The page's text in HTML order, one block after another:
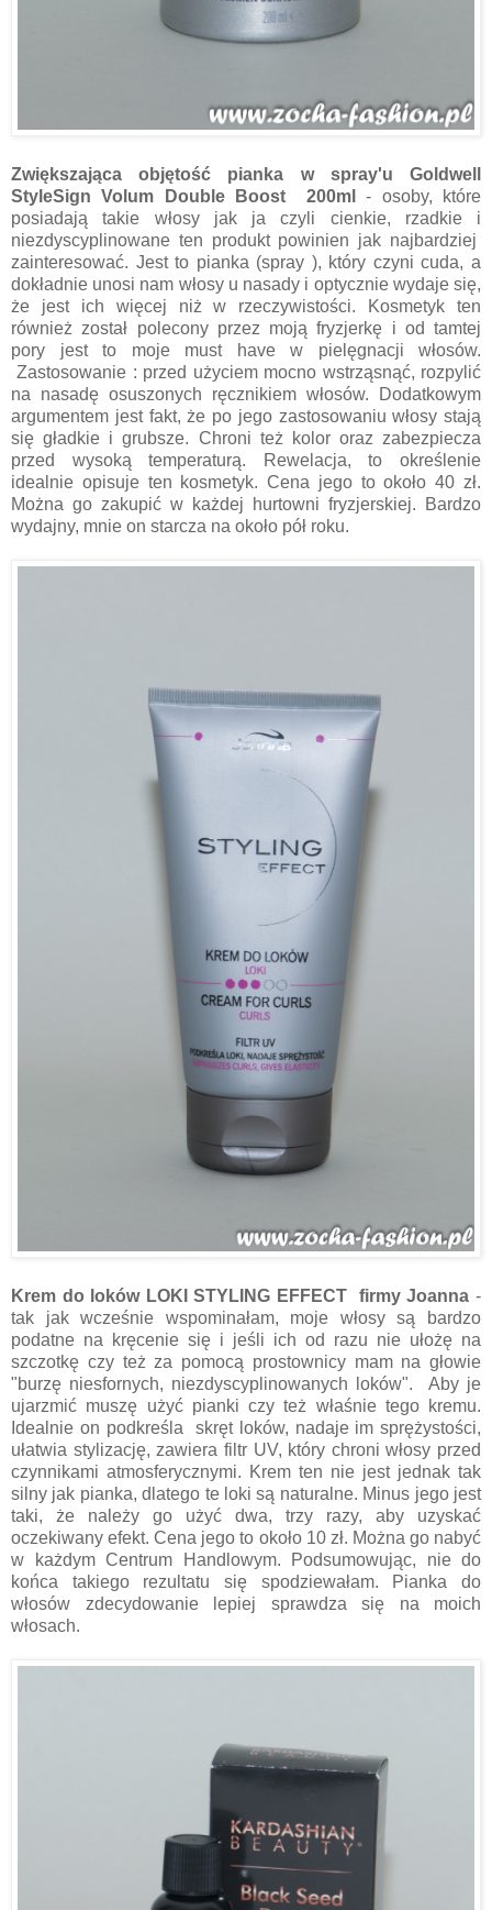
Zwiększająca objętość pianka w spray'u Goldwell
StyleSign Volum Double Boost 200ml
- osoby, które
posiadają takie włosy jak ja czyli cienkie, rzadkie i
niezdyscyplinowane ten produkt powinien jak najbardziej
zainteresować. Jest to pianka (spray ), który czyni cuda, a
dokładnie unosi nam włosy u nasady i optycznie wydaje się,
że jest ich więcej niż w rzeczywistości. Kosmetyk ten
również został polecony przez moją fryzjerkę i od tamtej
pory jest to moje must have w pielęgnacji włosów.
Zastosowanie : przed użyciem mocno wstrząsnąć, rozpylić
na nasadę osuszonych ręcznikiem włosów. Dodatkowym
argumentem jest fakt, że po jego zastosowaniu włosy stają
się gładkie i grubsze. Chroni też kolor oraz zabezpiecza
przed wysoką temperaturą. Rewelacja, to określenie
idealnie opisujeten kosmetyk.Cena jego to około 40 zł.
Można go zakupić w każdej hurtowni fryzjerskiej. Bardzo
wydajny, mnie on starcza na około pół roku.
Krem do loków LOKI STYLING EFFECT firmy Joanna -
tak jak wcześnie wspominałam, moje włosy są bardzo
podatne na kręcenie się i jeśli ich od razu nie ułożę na
szczotkę czy też za pomocą prostownicy mam na głowie
"burzę niesfornych, niezdyscyplinowanych loków". Aby je
ujarzmić muszę użyć pianki czy też właśnie tego kremu.
Idealnie on podkreśla skręt loków, nadaje im sprężystości,
ułatwia stylizację, zawiera filtr UV, który chroni włosy przed
czynnikami atmosferycznymi. Krem ten nie jest jednak tak
silny jak pianka, dlatego te loki są naturalne. Minus jego jest
taki, że należy go użyć dwa, trzy razy, aby uzyskać
oczekiwany efekt. Cena jego to około 10 zł. Można go nabyć
w każdym Centrum Handlowym. Podsumowując, nie do
końca takiego rezultatu się spodziewałam. Pianka do
włosów zdecydowanie lepiej sprawdza się na moich
włosach.